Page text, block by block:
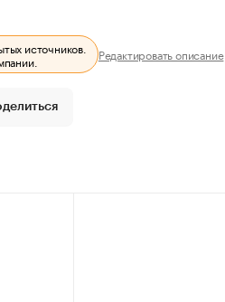
источников. Редактировать описание